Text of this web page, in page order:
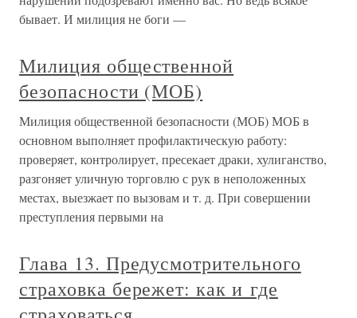
бывает. И милиция не боги —
Милиция общественной
безопасности (МОБ)
Милиция общественной безопасности (МОБ) МОБ в
основном выполняет профилактическую работу:
проверяет, контролирует, пресекает драки, хулиганство,
разгоняет уличную торговлю с рук в неположенных
местах, выезжает по вызовам и т. д. При совершении
преступления первыми на
Глава 13. Предусмотрительного
страховка бережет: как и где